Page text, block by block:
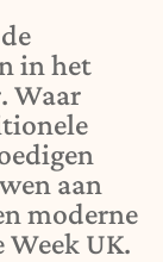
in het
Waar
aan
moderne
UK.